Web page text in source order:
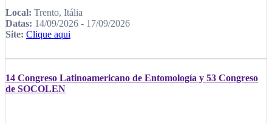
Local: Trento, Itália
Datas: 14/09/2026 - 17/09/2026
Site: Clique aqui
14 Congreso Latinoamericano de Entomología y 53 Congreso
de SOCOLEN